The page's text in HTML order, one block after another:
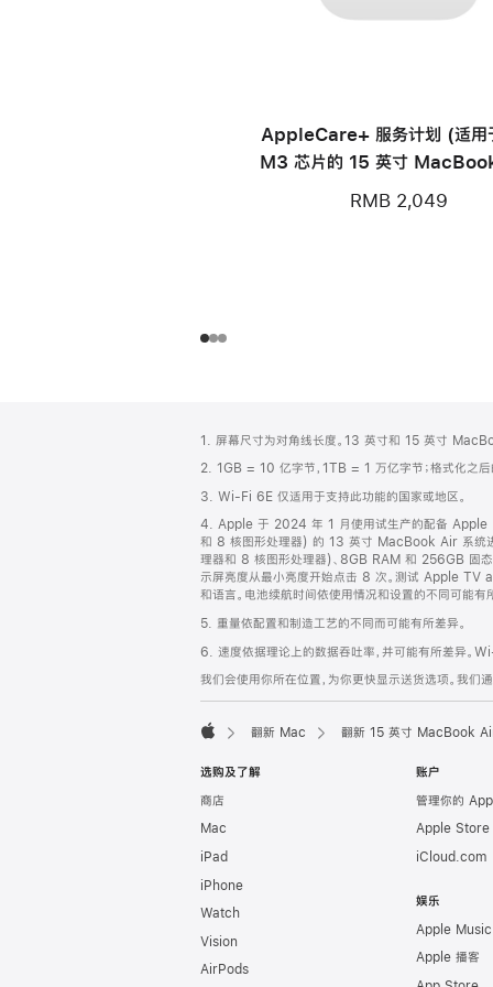
AppleCare+ 服务计划 (适用
M3 芯片的 15 英寸
RMB 2,049
页
脚
注
1. 屏幕尺寸为对角线长度。13 英寸和 15 英寸
2. 1GB = 10 亿字节，1TB = 1 万亿字节；格式化之后
3. Wi-Fi 6E 仅适用于支持此功能的国家或地区。
4. Apple 于 2024 年 1 月使用试生产的配备 Apple
和 8 核图形处理器) 的 13 英寸 MacBook Air 系统
理器和 8 核图形处理器)、8GB RAM 和 256GB 固态
示屏亮度从最小亮度开始点击 8 次。测试 Apple TV
和语言。电池续航时间依使用情况和设置的不同可能
5. 重量依配置和制造工艺的不同而可能有所差异。
6. 速度依据理论上的数据吞吐率，并可能有所差异。
我们会使用你所在位置，为你更快显示送货选项。我
翻新 Mac 翻新 15 英寸 MacBook
选购及了解
商店
Mac
iPad
iPhone
Watch
Vision
AirPods
账户
管理你的
Apple Store
iCloud.com
娱乐
Apple Music
Apple 播客